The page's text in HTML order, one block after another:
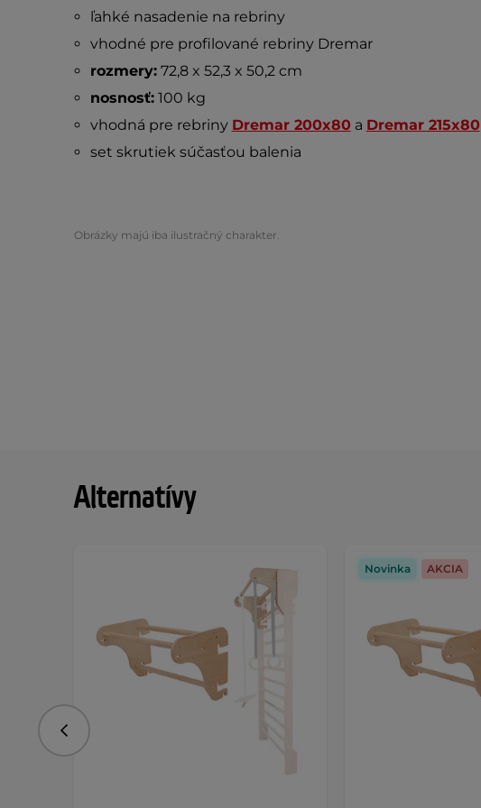
ľahké nasadenie na rebriny
vhodné pre profilované rebriny Dremar
rozmery:72,8 x 52,3 x 50,2 cm
nosnosť:100 kg
vhodná pre rebriny Dremar 200x80a Dremar 215x80
set skrutiek súčasťou balenia
Obrázky majú iba ilustračný charakter.
Alternatívy
Novinka AKCIA
Predchádzajúce